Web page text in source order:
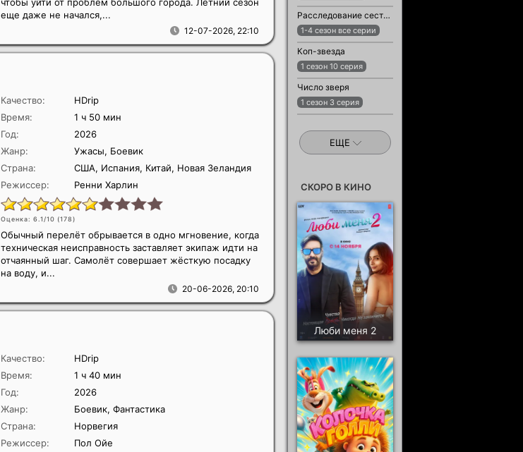
12-07-2026, 22:10
еще даже не начался,...
Качество:
HDrip
Время:
1 ч 50 мин
Год:
2026
Жанр:
Ужасы, Боевик
Страна:
США, Испания, Китай, Новая Зеландия
Режиссер:
Ренни Харлин
Оценка: 6.1/10 (178)
20-06-2026, 20:10
Обычный перелёт обрывается в одно мгновение, когда
техническая неисправность заставляет экипаж идти на
отчаянный шаг. Самолёт совершает жёсткую посадку
на воду, и...
Качество:
HDrip
Время:
1 ч 40 мин
Год:
2026
Жанр:
Боевик, Фантастика
Страна:
Норвегия
Режиссер:
Пол Ойе
Расследование сестры Бонифации
1-4 сезон все серии
Коп-звезда
1 сезон 10 серия
Число зверя
1 сезон 3 серия
ЕЩЕ
СКОРО В КИНО
Люби меня 2